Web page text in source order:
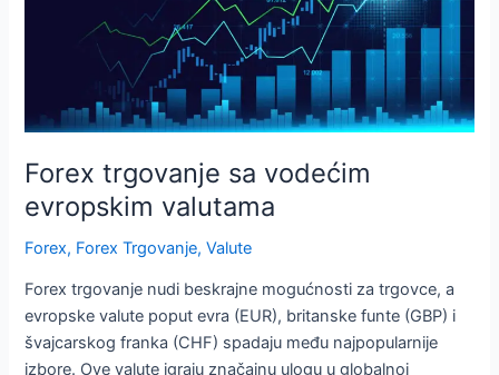
Forex trgovanje sa vodećim
evropskim valutama
Forex, Forex Trgovanje,Valute
Forex trgovanje nudi beskrajne mogućnosti za trgovce, a
evropske valute poput evra (EUR), britanske funte (GBP) i
švajcarskog franka (CHF) spadaju među najpopularnije
izbore. Ove valute igraju značajnu ulogu u globalnoj